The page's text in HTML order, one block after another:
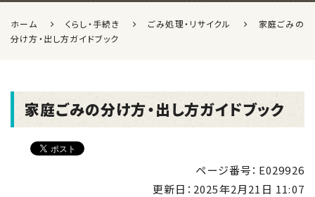
ホーム くらし・手続き ごみ処理・リサイクル
家庭ごみの
分け方・出し方ガイドブック
家庭ごみの分け方・出し方ガイドブック
ページ番号：E029926
更新日： 2025年2月21日 11:07